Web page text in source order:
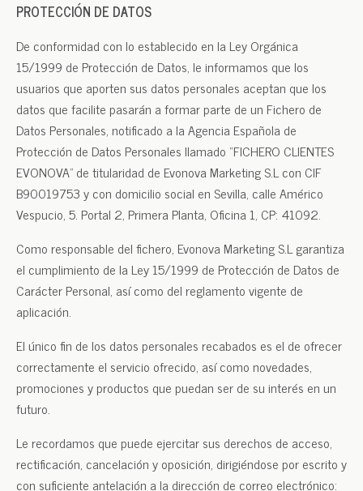
PROTECCIÓN DE DATOS
De conformidad con lo establecido en la Ley Orgánica
15/1999 de Protección de Datos, le informamos que los
usuarios que aporten sus datos personales aceptan que los
datos que facilite pasarán a formar parte de un Fichero de
Datos Personales, notificado a la Agencia Española de
Protección de Datos Personales llamado “FICHERO CLIENTES
EVONOVA” de titularidad de Evonova Marketing S.L con CIF
B90019753 y con domicilio social en Sevilla, calle Américo
Vespucio, 5. Portal 2, Primera Planta, Oficina 1, CP: 41092.
Como responsable del fichero, Evonova Marketing S.L garantiza
el cumplimiento de la Ley 15/1999 de Protección de Datos de
Carácter Personal, así como del reglamento vigente de
aplicación.
El único fin de los datos personales recabados es el de ofrecer
correctamente el servicio ofrecido, así como novedades,
promociones y productos que puedan ser de su interés en un
futuro.
Le recordamos que puede ejercitar sus derechos de acceso,
rectificación, cancelación y oposición, dirigiéndose por escrito y
con suficiente antelación a la dirección de correo electrónico: